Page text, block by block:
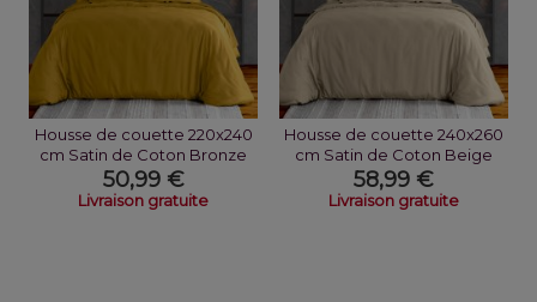
Housse de couette 220x240
cm Satin de Coton Bronze
50,99 €
Livraison gratuite
Housse de couette 240x260
cm Satin de Coton Beige
58,99 €
Livraison gratuite